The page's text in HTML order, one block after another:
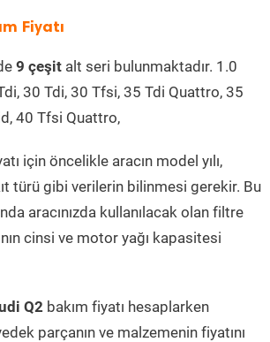
Fiyatı
9 çeşit alt seri bulunmaktadır. 1.0
30 Tdi, 30 Tfsi, 35 Tdi Quattro, 35
40 Tfsi Quattro,
için öncelikle aracın model yılı,
türü gibi verilerin bilinmesi gerekir. Bu
aracınızda kullanılacak olan filtre
cinsi ve motor yağı kapasitesi
Q2 bakım fiyatı hesaplarken
parçanın ve malzemenin fiyatını